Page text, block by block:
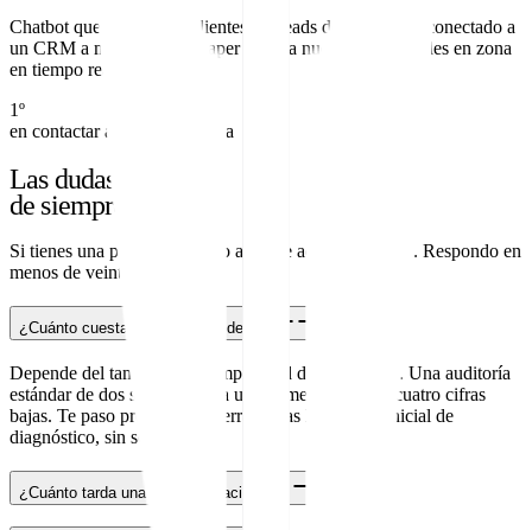
Chatbot que responde a clientes y a leads de Meta Ads, conectado a
un CRM a medida. Un scraper detecta nuevas propiedades en zona
en tiempo real.
1º
en contactar al lead de la zona
Las dudas
de siempre.
Si tienes una pregunta que no aparece aquí, escríbeme. Respondo en
menos de veinticuatro horas.
¿Cuánto cuesta una auditoría de IA?
Depende del tamaño y la complejidad de la empresa. Una auditoría
estándar de dos semanas para una pyme arranca en cuatro cifras
bajas. Te paso presupuesto cerrado tras la llamada inicial de
diagnóstico, sin sorpresas.
¿Cuánto tarda una implementación?